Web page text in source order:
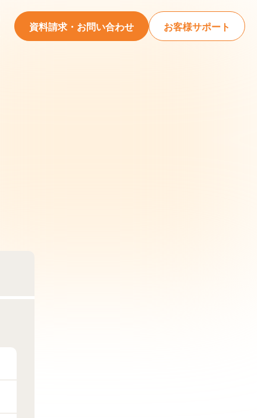
資料請求・お問い合わせ お客様サポート